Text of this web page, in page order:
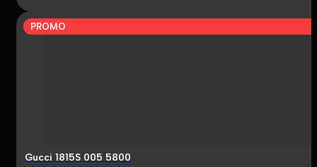
PROMO
Gucci 1815S 005 5800